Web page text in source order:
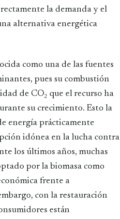
la demanda y el
alternativa energética
como una de las fuentes
pues su combustión
de CO₂ que el recurso ha
su crecimiento. Esto la
energía prácticamente
idónea en la lucha contra
los últimos años, muchas
por la biomasa como
frente a
con la restauración
están